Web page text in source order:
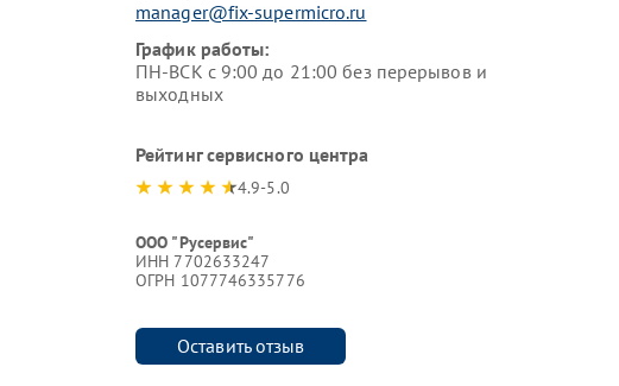
manager@fix-supermicro.ru
График работы:
ПН-ВСК с 9:00 до 21:00 без перерывов и
выходных
Рейтинг сервисного центра
4.9-5.0
ООО "Русервис"
ИНН 7702633247
ОГРН 1077746335776
Оставить отзыв